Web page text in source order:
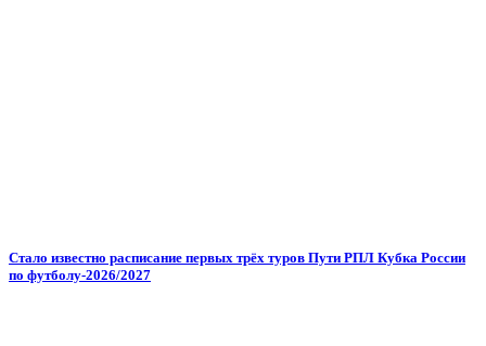
Стало известно расписание первых трёх туров Пути РПЛ Кубка России
по футболу-2026/2027